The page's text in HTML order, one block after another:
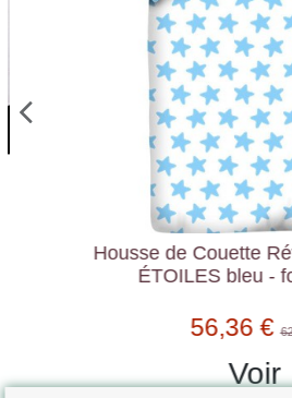
Housse de Couette
ÉTOILES bleu -
56,36 €
Voir